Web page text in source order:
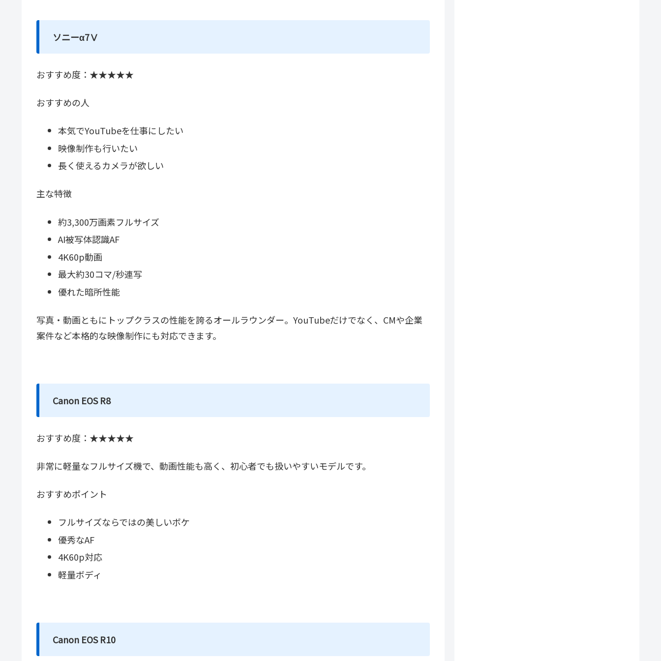
ソニーα7Ⅴ
おすすめ度：★★★★★
おすすめの人
本気でYouTubeを仕事にしたい
映像制作も行いたい
長く使えるカメラが欲しい
主な特徴
約3,300万画素フルサイズ
AI被写体認識AF
4K60p動画
最大約30コマ/秒連写
優れた暗所性能
写真・動画ともにトップクラスの性能を誇るオールラウンダー。YouTubeだけでなく、CMや企業
案件など本格的な映像制作にも対応できます。
Canon EOS R8
おすすめ度：★★★★★
非常に軽量なフルサイズ機で、動画性能も高く、初心者でも扱いやすいモデルです。
おすすめポイント
フルサイズならではの美しいボケ
優秀なAF
4K60p対応
軽量ボディ
Canon EOS R10